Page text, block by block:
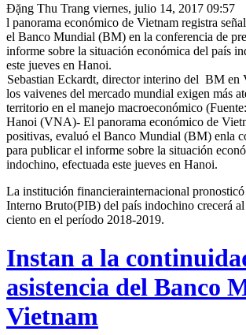
Đặng Thu Trang viernes, julio 14, 2017 09:57
l panorama económico de Vietnam registra
el Banco Mundial (BM) en la conferencia de
informe sobre la situación económica del país
este jueves en Hanoi.
Sebastian Eckardt, director interino del BM en
los vaivenes del mercado mundial exigen más
territorio en el manejo macroeconómico
Hanoi (VNA)- El panorama económico de
positivas, evaluó el Banco Mundial (BM) enla
para publicar el informe sobre la situación
indochino, efectuada este jueves en Hanoi.
La institución financierainternacional
Interno Bruto(PIB) del país indochino crecerá
ciento en el período 2018-2019.
Instan a la
asistencia del Banco
Vietnam